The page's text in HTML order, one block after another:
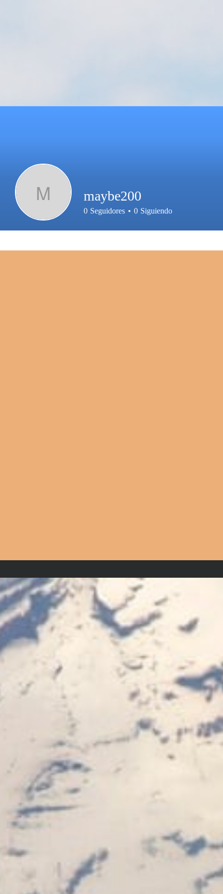
M maybe200
0 Seguidores 0 Siguiendo